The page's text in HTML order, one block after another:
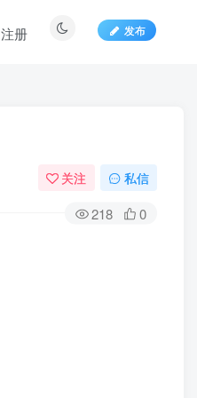
发布
注册
关注 私信
218 0